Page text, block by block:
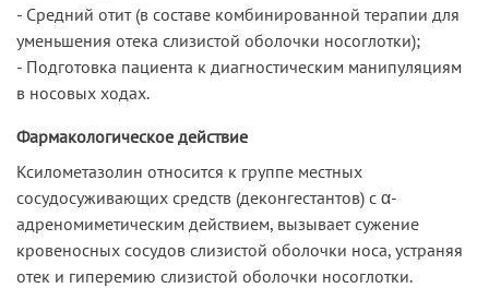
- Средний отит (в составе комбинированной терапии для
уменьшения отека слизистой оболочки носоглотки);
- Подготовка пациента к диагностическим манипуляциям
в носовых ходах.
Фармакологическое действие
Ксилометазолин относится к группе местных
сосудосуживающих средств (деконгестантов) с α-
адреномиметическим действием, вызывает сужение
кровеносных сосудов слизистой оболочки носа, устраняя
отек и гиперемию слизистой оболочки носоглотки.